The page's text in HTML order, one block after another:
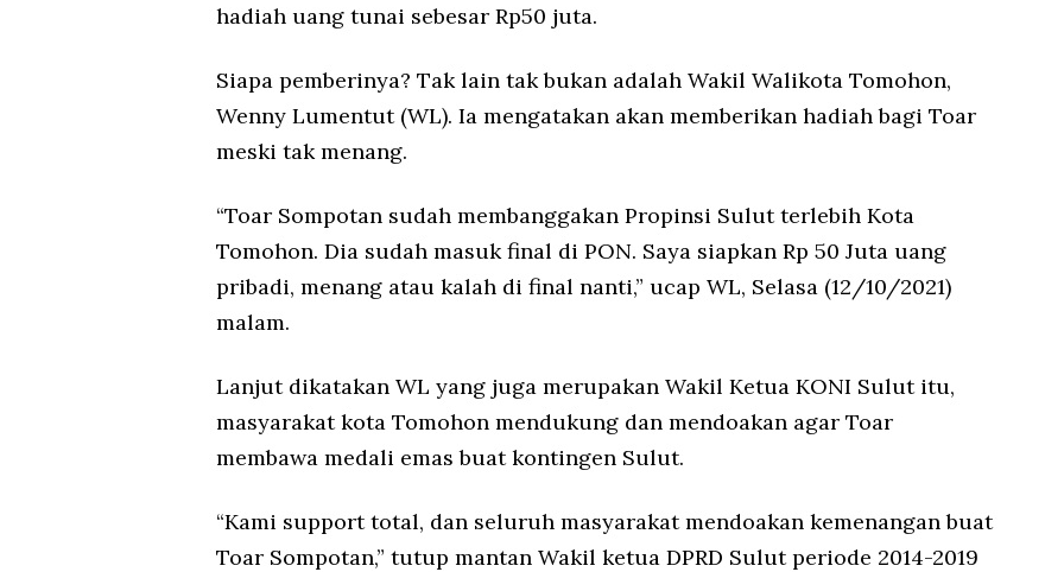
hadiah uang tunai sebesar Rp50 juta.
Siapa pemberinya? Tak lain tak bukan adalah Wakil Walikota Tomohon,
Wenny Lumentut (WL). Ia mengatakan akan memberikan hadiah bagi Toar
meski tak menang.
“Toar Sompotan sudah membanggakan Propinsi Sulut terlebih Kota
Tomohon. Dia sudah masuk final di PON. Saya siapkan Rp 50 Juta uang
pribadi, menang atau kalah di final nanti,” ucap WL, Selasa (12/10/2021)
malam.
Lanjut dikatakan WL yang juga merupakan Wakil Ketua KONI Sulut itu,
masyarakat kota Tomohon mendukung dan mendoakan agar Toar
membawa medali emas buat kontingen Sulut.
“Kami support total, dan seluruh masyarakat mendoakan kemenangan buat
Toar Sompotan,” tutup mantan Wakil ketua DPRD Sulut periode 2014-2019